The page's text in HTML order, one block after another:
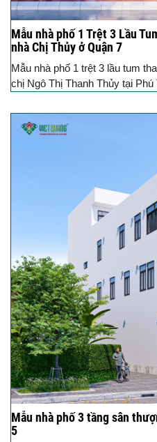
Mẫu nhà phố 1 Trệt 3 Lầu
nhà Chị Thủy ở Quận 7
Mẫu nhà phố 1 trệt 3 lầu tum
chị Ngô Thị Thanh Thủy tại
Mẫu nhà phố 3 tầng sân
5